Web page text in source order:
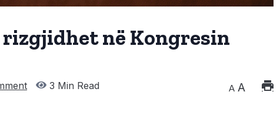
rizgjidhet në Kongresin
3 Min Read A A